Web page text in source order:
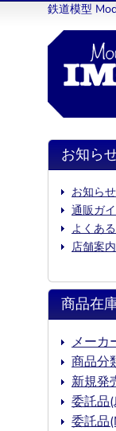
鉄道模型
お知ら
お知ら
通販ガ
よくあ
店舗案内
商品在
メーカ
商品分
新規発
委託品
委託品